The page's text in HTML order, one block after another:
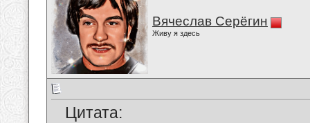
Вячеслав Серёгин
Живу я здесь
Цитата: